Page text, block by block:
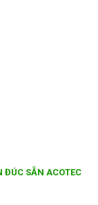
ĐÚC SẴN ACOTEC